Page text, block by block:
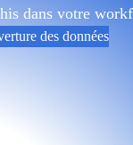
dans votre
des données